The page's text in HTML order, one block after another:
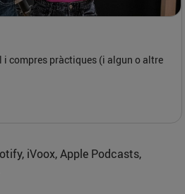
compres pràctiques (i algun o altre
iVoox, Apple Podcasts,